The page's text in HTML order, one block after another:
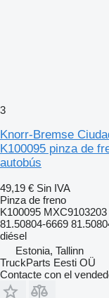
3
Knorr-Bremse
K100095 pinza de
autobús
49,19 € Sin IVA
Pinza de freno
K100095
81.50804-6669
diésel
Estonia, Tallinn
TruckParts Eesti OÜ
Contacte con el